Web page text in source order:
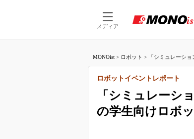
メディア
つ
MONOist > ロボット > 「シミュレーシ
「シミュレーシ
の学生向けロボ
ロボットイベントレポート